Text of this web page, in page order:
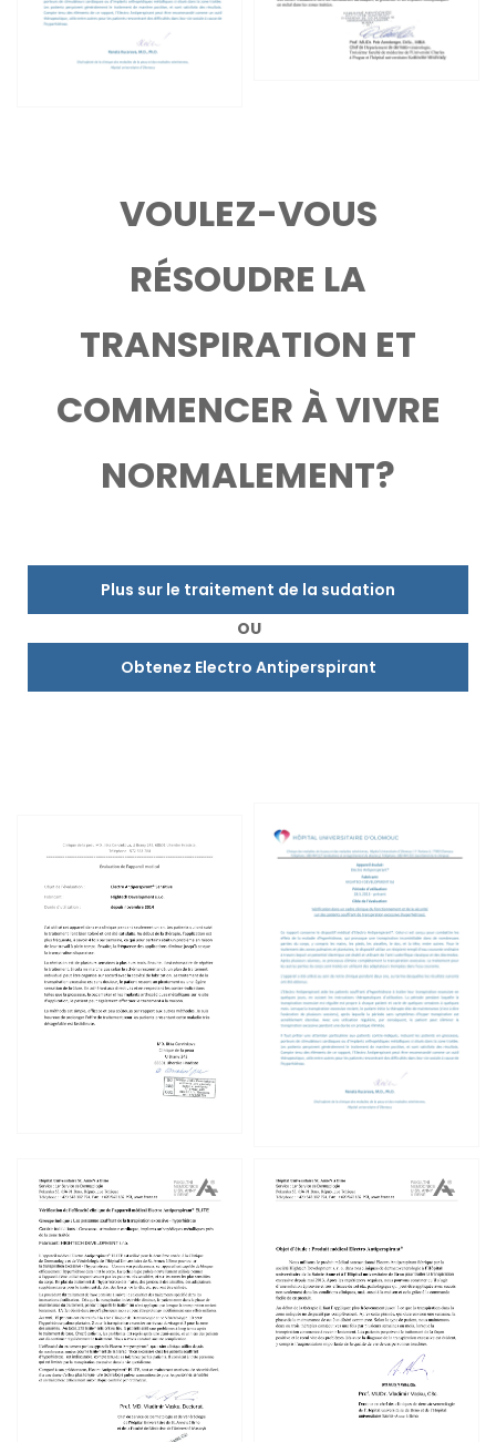
VOULEZ-VOUS
RÉSOUDRE LA
TRANSPIRATION ET
COMMENCER À VIVRE
NORMALEMENT?
Plus sur le traitement de la sudation
OU
Obtenez Electro Antiperspirant